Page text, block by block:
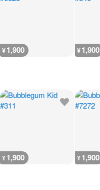
¥1,900 ¥1,900
¥1,900 ¥1,900